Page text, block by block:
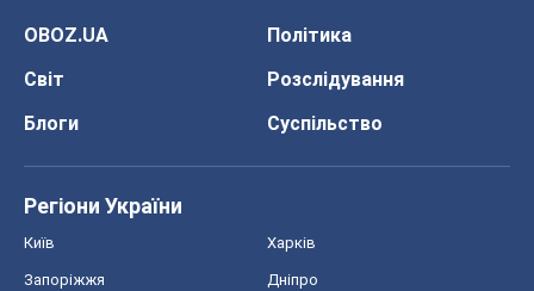
OBOZ.UA
Політика
Світ
Розслідування
Блоги
Суспільство
Регіони України
Київ Харків
Запоріжжя Дніпро